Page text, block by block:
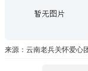
来源：云南老兵关怀爱心